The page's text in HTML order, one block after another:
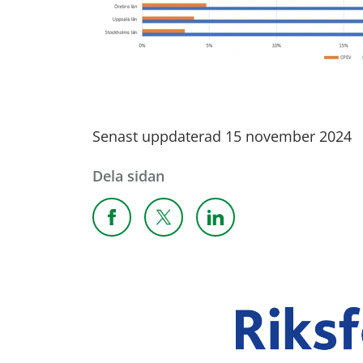
Senast uppdaterad 15 november 2024
Dela sidan
Dela sidan på Facebook
Dela sidan på XDela sidan på